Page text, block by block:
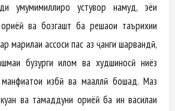
умумимиллиро устувор намуд, эҳёи
ориёӣ ва бозгашт ба решаҳои таърихии
ҳассоси пас аз ҷанги шаҳрвандӣ,
бузурги илҳом ва худшиносӣ ниёз
ҳизбӣ ва маҳаллӣ бошад. Маҳз
ва тамаддуни ориёӣ ба ин василаи